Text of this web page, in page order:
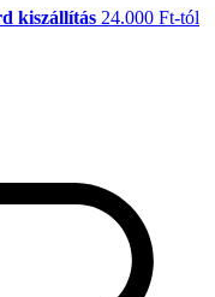
kiszállítás 24.000 Ft-tól